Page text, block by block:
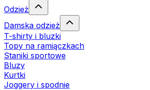
Odzież
Damska odzież
T-shirty i bluzki
Topy na ramiączkach
Staniki sportowe
Bluzy
Kurtki
Joggery i spodnie